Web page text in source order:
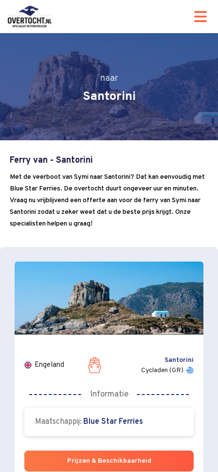
Santorini
Engeland
Santorini
Cycladen (GR)
Informatie
Maatschappij: Blue Star Ferries
Prijzen & Beschikbaarheid
Ferry van - Santorini
Met de veerboot van Symi naar Santorini? Dat kan eenvoudig met
Blue Star Ferries. De overtocht duurt ongeveer uur en minuten.
Vraag nu vrijblijvend een offerte aan voor de ferry van Symi naar
Santorini zodat u zeker weet dat u de beste prijs krijgt. Onze
specialisten helpen u graag!